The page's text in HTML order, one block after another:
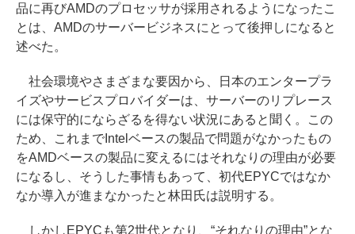
品に再びAMDのプロセッサが採用されるようになったこ
とは、AMDのサーバービジネスにとって後押しになると
述べた。
社会環境やさまざまな要因から、日本のエンタープラ
イズやサービスプロバイダーは、サーバーのリプレース
には保守的にならざるを得ない状況にあると聞く。この
ため、これまでIntelベースの製品で問題がなかったもの
をAMDベースの製品に変えるにはそれなりの理由が必要
になるし、そうした事情もあって、初代EPYCではなか
なか導入が進まなかったと林田氏は説明する。
しかしEPYCも第2世代となり、“それなりの理由”とな